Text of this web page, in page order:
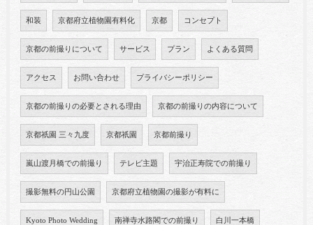
和装 京都府立植物園有料化 京都 コンセプト
京都の前撮りについて サービス プラン よくある質問
アクセス お問い合わせ プライバシーポリシー
京都の前撮りの必要とされる理由 京都の前撮りの内容について
京都祇園 三々九度 京都祇園 京都前撮り
嵐山渡月橋での前撮り テレビ主題 宇治正寿院での前撮り
撮影無料の円山公園 京都府立植物園の撮影が有料に
Kyoto Photo Wedding 南禅寺水路閣での前撮り 白川一本橋